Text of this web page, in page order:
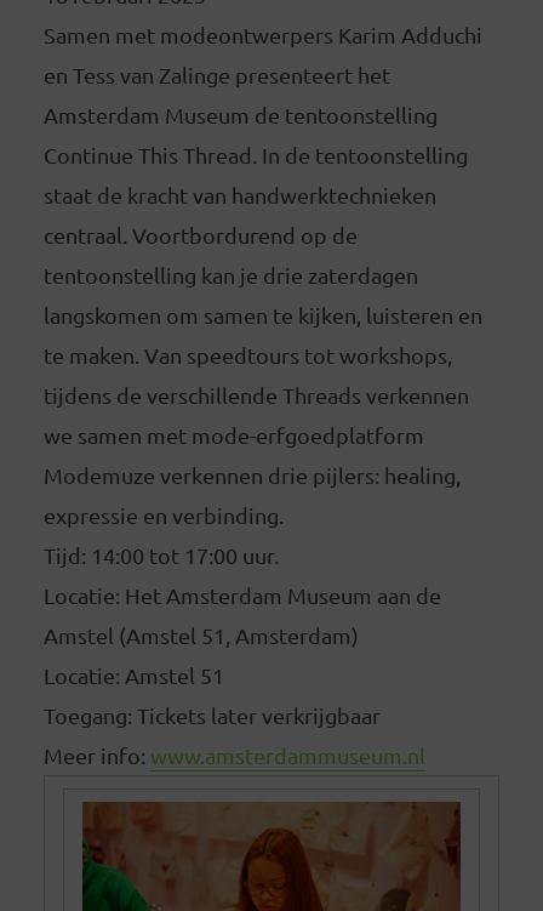
Samen met modeontwerpers Karim Adduchi
en Tess van Zalinge presenteert het
Amsterdam Museum de tentoonstelling
Continue This Thread. In de tentoonstelling
staat de kracht van handwerktechnieken
centraal. Voortbordurend op de
tentoonstelling kan je drie zaterdagen
langskomen om samen te kijken, luisteren en
te maken. Van speedtours tot workshops,
tijdens de verschillende Threads verkennen
we samen met mode-erfgoedplatform
Modemuze verkennen drie pijlers: healing,
expressie en verbinding.
Tijd: 14:00 tot 17:00 uur.
Locatie: Het Amsterdam Museum aan de
Amstel (Amstel 51, Amsterdam)
Locatie: Amstel 51
Toegang: Tickets later verkrijgbaar
Meer info: www.amsterdammuseum.nl